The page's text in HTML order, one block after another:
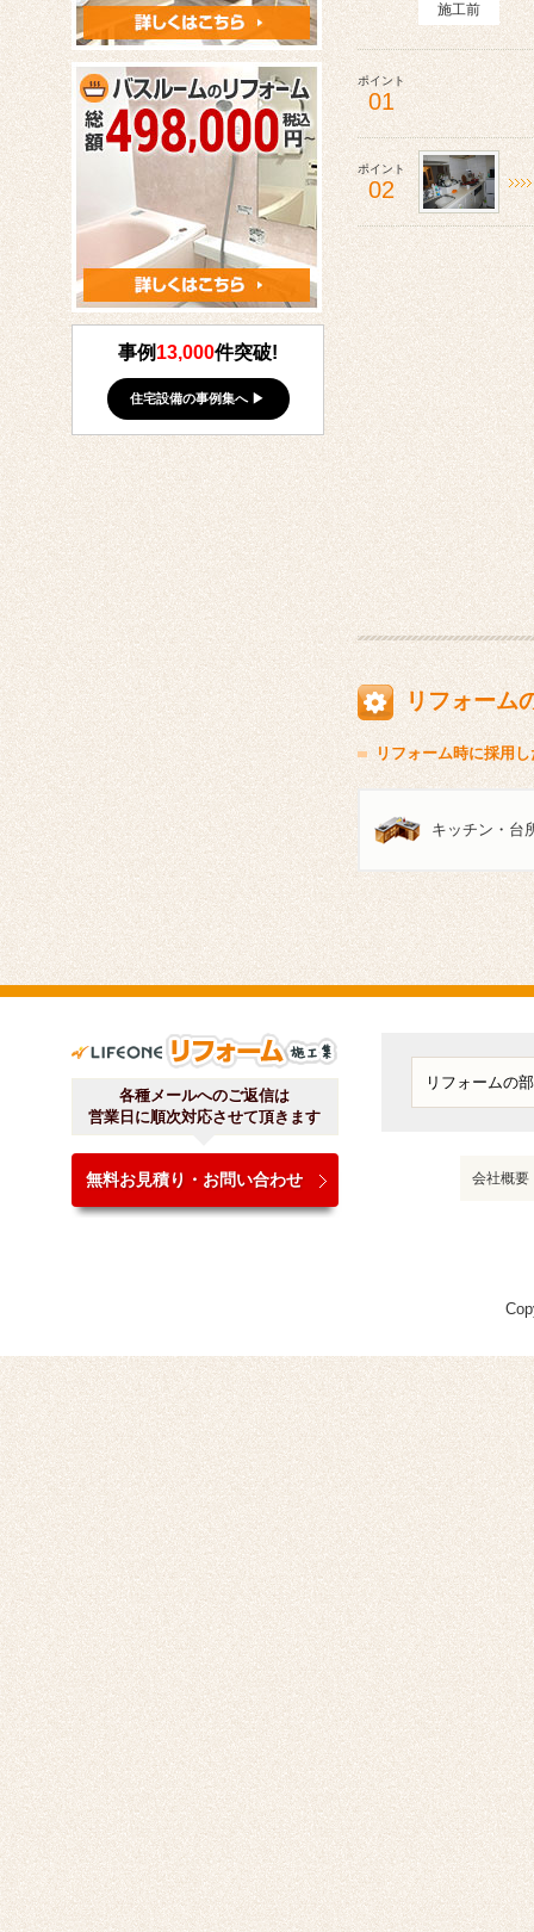
施工前
ポイント
01
ポイント
02
リフォーム
リフォーム時に採用し
キッチン・台
事例 13,000件突破!
住宅設備の事例集へ ▶
各種メールへのご返信は
営業日に順次対応させて頂きます
無料お見積り・お問い合わせ 会社概要